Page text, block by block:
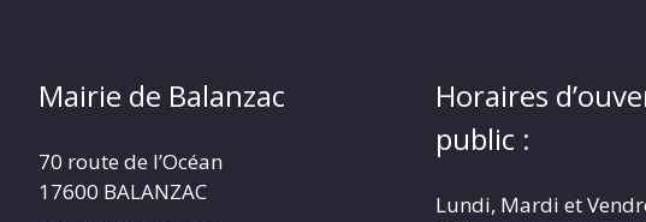
Mairie de Balanzac
70 route de l’Océan
17600 BALANZAC
Horaires
public :
Lundi, Mardi et